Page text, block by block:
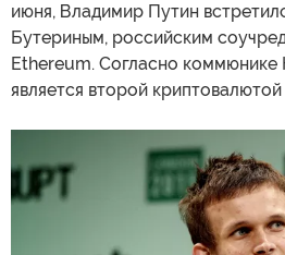
июня, Владимир Путин
Бутериным, российским
Ethereum. Согласно коммюнике
является второй